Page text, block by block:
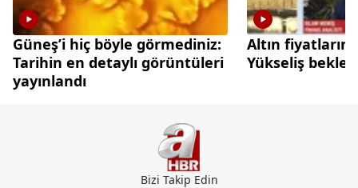
Güneş’i hiç böyle görmediniz:
Tarihin en detaylı görüntüleri
yayınlandı
Altın
Yükseliş
Bizi Takip Edin